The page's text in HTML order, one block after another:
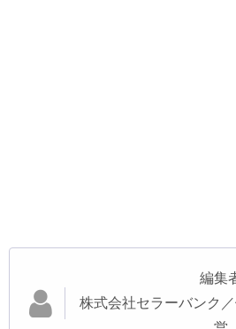
編集
株式会社セラーバンク